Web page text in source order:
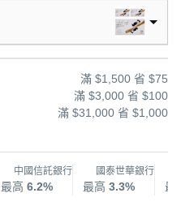
滿 $1,500 省 $75
滿 $3,000 省 $100
滿 $31,000 省 $1,000
中國信託銀行
最高 6.2%
國泰世華銀行
最高 3.3% 最